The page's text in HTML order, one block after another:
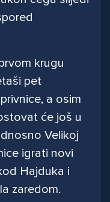
krugu
pet
a osim
će još u
Velikoj
igrati novi
Hajduka i
zaredom.